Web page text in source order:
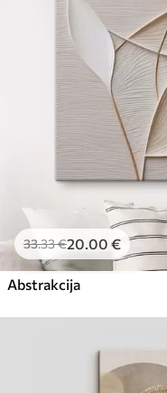
33.33€20.00 €
Abstrakcija